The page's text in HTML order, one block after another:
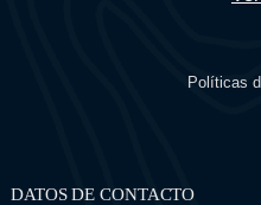
Políticas
DATOS DE CONTACTO